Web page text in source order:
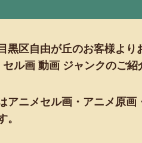
黒区自由が丘のお客様よ
ル画 動画 ジャンクのご紹
アニメセル画・アニメ原
。